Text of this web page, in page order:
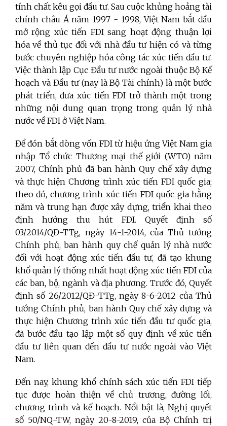
tính chất kêu gọi đầu tư. Sau cuộc khủng hoảng tài
chính châu Á năm 1997 - 1998, Việt Nam bắt đầu
mở rộng xúc tiến FDI sang hoạt động thuận lợi
hóa về thủ tục đối với nhà đầu tư hiện có và từng
bước chuyên nghiệp hóa công tác xúc tiến đầu tư.
Việc thành lập Cục Đầu tư nước ngoài thuộc Bộ Kế
hoạch và Đầu tư (nay là Bộ Tài chính) là một bước
phát triển, đưa xúc tiến FDI trở thành một trong
những nội dung quan trọng trong quản lý nhà
nước về FDI ở Việt Nam.
Để đón bắt dòng vốn FDI từ hiệu ứng Việt Nam gia
nhập Tổ chức Thương mại thế giới (WTO) năm
2007, Chính phủ đã ban hành Quy chế xây dựng
và thực hiện Chương trình xúc tiến FDI quốc gia;
theo đó, chương trình xúc tiến FDI quốc gia hằng
năm và trung hạn được xây dựng, triển khai theo
định hướng thu hút FDI. Quyết định số
03/2014/QĐ-TTg, ngày 14-1-2014, của Thủ tướng
Chính phủ, ban hành quy chế quản lý nhà nước
đối với hoạt động xúc tiến đầu tư, đã tạo khung
khổ quản lý thống nhất hoạt động xúc tiến FDI của
các ban, bộ, ngành và địa phương. Trước đó, Quyết
định số 26/2012/QĐ-TTg, ngày 8-6-2012 của Thủ
tướng Chính phủ, ban hành Quy chế xây dựng và
thực hiện Chương trình xúc tiến đầu tư quốc gia,
đã bước đầu tạo lập một số quy định về xúc tiến
đầu tư liên quan đến đầu tư nước ngoài vào Việt
Nam.
Đến nay, khung khổ chính sách xúc tiến FDI tiếp
tục được hoàn thiện về chủ trương, đường lối,
chương trình và kế hoạch. Nổi bật là, Nghị quyết
số 50/NQ-TW, ngày 20-8-2019, của Bộ Chính trị